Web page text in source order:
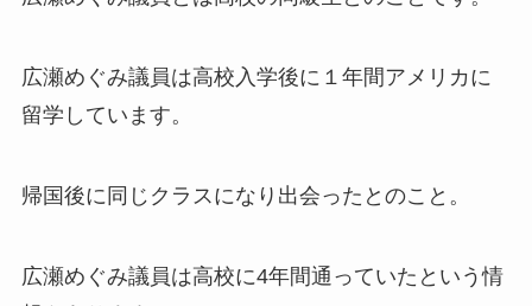
広瀬めぐみ議員は高校入学後に１年間アメリカに
留学しています。
帰国後に同じクラスになり出会ったとのこと。
広瀬めぐみ議員は高校に4年間通っていたという情